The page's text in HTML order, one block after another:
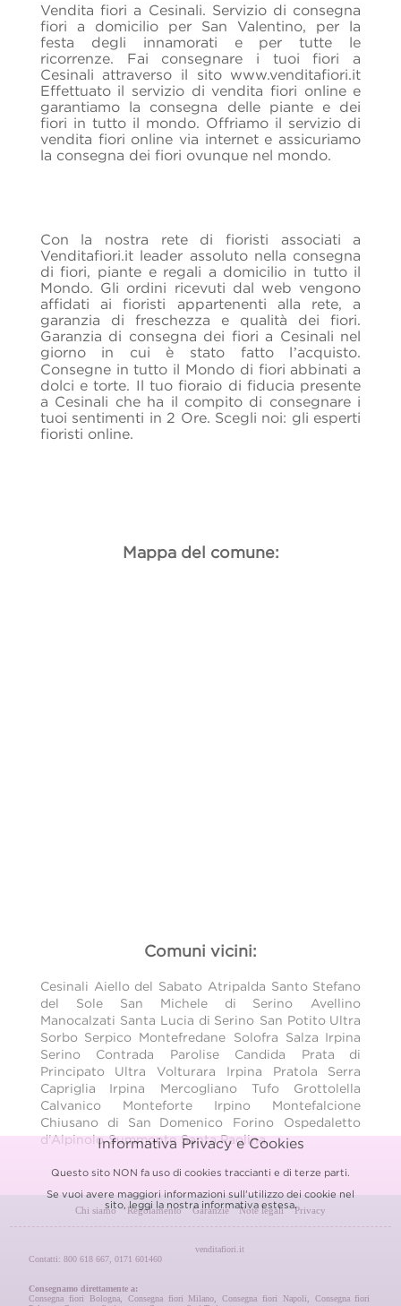
Vendita fiori a Cesinali. Servizio di consegna
fiori a domicilio per San Valentino, per la
festa degli innamorati e per tutte le
ricorrenze. Fai consegnare i tuoi fiori a
Cesinali attraverso il sito www.venditafiori.it
Effettuato il servizio di vendita fiori online e
garantiamo la consegna delle piante e dei
fiori in tutto il mondo. Offriamo il servizio di
vendita fiori online via internet e assicuriamo
la consegna dei fiori ovunque nel mondo.
Con la nostra rete di fioristi associati a
Venditafiori.it leader assoluto nella consegna
di fiori, piante e regali a domicilio in tutto il
Mondo. Gli ordini ricevuti dal web vengono
affidati ai fioristi appartenenti alla rete, a
garanzia di freschezza e qualità dei fiori.
Garanzia di consegna dei fiori a Cesinali nel
giorno in cui è stato fatto l’acquisto.
Consegne in tutto il Mondo di fiori abbinati a
dolci e torte. Il tuo fioraio di fiducia presente
a Cesinali che ha il compito di consegnare i
tuoi sentimenti in 2 Ore. Scegli noi: gli esperti
fioristi online.
Mappa del comune:
Comuni vicini:
Cesinali Aiello del Sabato Atripalda Santo Stefano
del Sole
San Michele di Serino
Avellino
Manocalzati Santa Lucia di Serino San Potito Ultra
Sorbo Serpico Montefredane Solofra
Salza Irpina
Serino
Contrada Parolise Candida
Prata di
Principato Ultra
Volturara Irpina
Pratola Serra
Capriglia Irpina
Mercogliano Tufo
Grottolella
Calvanico
Monteforte Irpino
Montefalcione
Chiusano di San Domenico
Forino
Ospedaletto
d'Alpinolo Summonte Santa Paolina
Chi siamo Regolamento Garanzie Note legali Privacy
venditafiori.it
Contatti: 800 618 667, 0171 601460
Consegnamo direttamente a:
Consegna fiori Bologna
Consegna fiori Milano ,Consegna fiori Napoli
Consegna fiori
Informativa Privacy e Cookies
Questo sito NON fa uso di cookies traccianti e di terze parti.
Se vuoi avere maggiori informazioni sull'utilizzo dei cookie nel
sito, leggi la nostra informativa estesa.